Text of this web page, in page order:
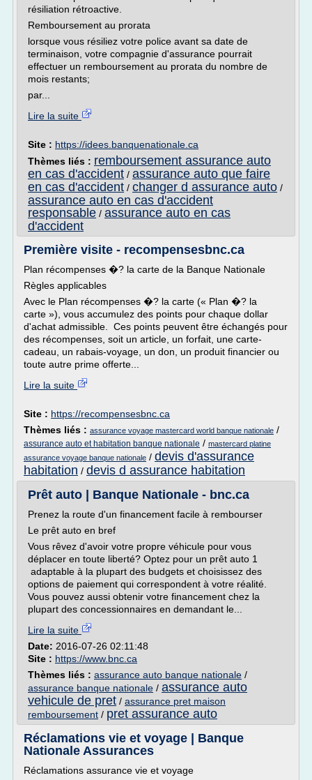
résiliation rétroactive.
Remboursement au prorata
lorsque vous résiliez votre police avant sa date de
terminaison, votre compagnie d'assurance pourrait
effectuer un remboursement au prorata du nombre de
mois restants;
par...
Lire la suite
Site : https://idees.banquenationale.ca
Thèmes liés : remboursement assurance auto
en cas d'accident / assurance auto que faire
en cas d'accident / changer d assurance auto /
assurance auto en cas d'accident
responsable / assurance auto en cas
d'accident
Première visite - recompensesbnc.ca
Plan récompenses �? la carte de la Banque Nationale
Règles applicables
Avec le Plan récompenses �? la carte (« Plan �? la
carte »), vous accumulez des points pour chaque dollar
d'achat admissible. Ces points peuvent être échangés pour
des récompenses, soit un article, un forfait, une carte-
cadeau, un rabais-voyage, un don, un produit financier ou
toute autre prime offerte...
Lire la suite
Site : https://recompensesbnc.ca
Thèmes liés : assurance voyage mastercard world banque nationale /
assurance auto et habitation banque nationale / mastercard platine
assurance voyage banque nationale / devis d'assurance
habitation / devis d assurance habitation
Prêt auto | Banque Nationale - bnc.ca
Prenez la route d'un financement facile à rembourser
Le prêt auto en bref
Vous rêvez d'avoir votre propre véhicule pour vous
déplacer en toute liberté? Optez pour un prêt auto 1
adaptable à la plupart des budgets et choisissez des
options de paiement qui correspondent à votre réalité.
Vous pouvez aussi obtenir votre financement chez la
plupart des concessionnaires en demandant le...
Lire la suite
Date: 2016-07-26 02:11:48
Site : https://www.bnc.ca
Thèmes liés : assurance auto banque nationale /
assurance banque nationale / assurance auto
vehicule de pret / assurance pret maison
remboursement / pret assurance auto
Réclamations vie et voyage | Banque
Nationale Assurances
Réclamations assurance vie et voyage